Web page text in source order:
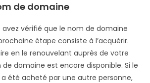
de domaine
avez vérifié que le nom de domaine
étape consiste à l’acquérir.
en le renouvelant auprès de votre
domaine est encore disponible. Si le
été acheté par une autre personne,